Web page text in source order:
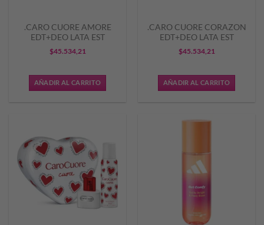
.CARO CUORE AMORE
EDT+DEO LATA EST
$45.534,21
AÑADIR AL CARRITO
.CARO CUORE CORAZON
EDT+DEO LATA EST
$45.534,21
AÑADIR AL CARRITO